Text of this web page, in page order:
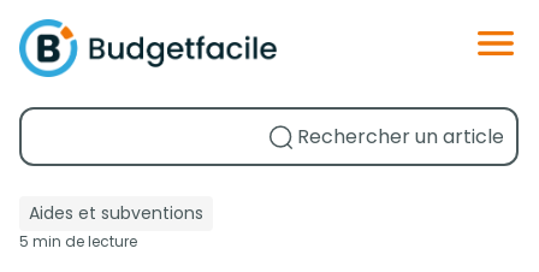
Aides et subventions
5 min de lecture